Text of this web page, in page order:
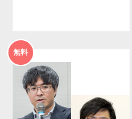
2026年
度
無料